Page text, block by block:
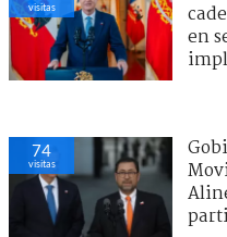
visitas
en
74
visitas